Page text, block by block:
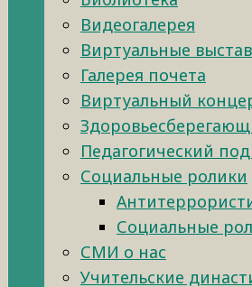
Видеогалерея
Виртуальные
Галерея почета
Виртуальный
Педагогический
Социальные ролики
Социальные
СМИ о нас
Учительские